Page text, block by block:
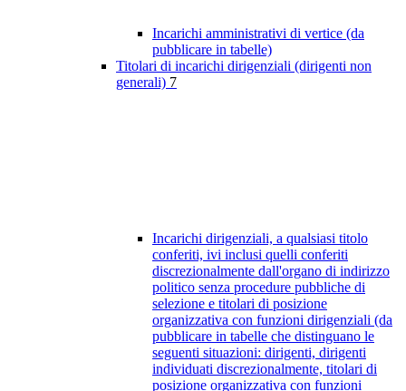
Incarichi amministrativi di vertice (da
pubblicare in tabelle)
Titolari di incarichi dirigenziali (dirigenti non
generali) 7
Incarichi dirigenziali, a qualsiasi titolo
conferiti, ivi inclusi quelli conferiti
discrezionalmente dall'organo di indirizzo
politico senza procedure pubbliche di
selezione e titolari di posizione
organizzativa con funzioni dirigenziali (da
pubblicare in tabelle che distinguano le
seguenti situazioni: dirigenti, dirigenti
individuati discrezionalmente, titolari di
posizione organizzativa con funzioni